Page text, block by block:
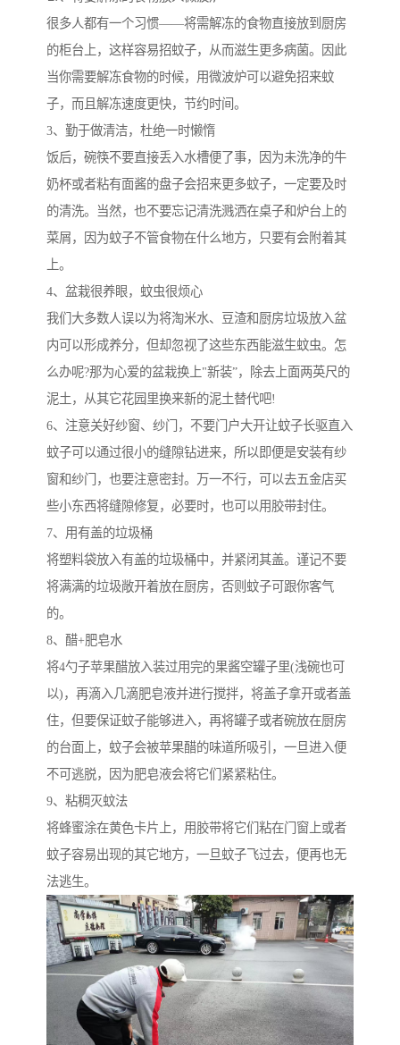
很多人都有一个习惯——将需解冻的食物直接放到厨房
的柜台上，这样容易招蚊子，从而滋生更多病菌。因此
当你需要解冻食物的时候，用微波炉可以避免招来蚊
子，而且解冻速度更快，节约时间。
3、勤于做清洁，杜绝一时懒惰
饭后，碗筷不要直接丢入水槽便了事，因为未洗净的牛
奶杯或者粘有面酱的盘子会招来更多蚊子，一定要及时
的清洗。当然，也不要忘记清洗溅洒在桌子和炉台上的
菜屑，因为蚊子不管食物在什么地方，只要有会附着其
上。
4、盆栽很养眼，蚊虫很烦心
我们大多数人误以为将淘米水、豆渣和厨房垃圾放入盆
内可以形成养分，但却忽视了这些东西能滋生蚊虫。怎
么办呢?那为心爱的盆栽换上"新装”，除去上面两英尺的
泥土，从其它花园里换来新的泥土替代吧!
6、注意关好纱窗、纱门，不要门户大开让蚊子长驱直入
蚊子可以通过很小的缝隙钻进来，所以即便是安装有纱
窗和纱门，也要注意密封。万一不行，可以去五金店买
些小东西将缝隙修复，必要时，也可以用胶带封住。
7、用有盖的垃圾桶
将塑料袋放入有盖的垃圾桶中，并紧闭其盖。谨记不要
将满满的垃圾敞开着放在厨房，否则蚊子可跟你客气
的。
8、醋+肥皂水
将4勺子苹果醋放入装过用完的果酱空罐子里(浅碗也可
以)，再滴入几滴肥皂液并进行搅拌，将盖子拿开或者盖
住，但要保证蚊子能够进入，再将罐子或者碗放在厨房
的台面上，蚊子会被苹果醋的味道所吸引，一旦进入便
不可逃脱，因为肥皂液会将它们紧紧粘住。
9、粘稠灭蚊法
将蜂蜜涂在黄色卡片上，用胶带将它们粘在门窗上或者
蚊子容易出现的其它地方，一旦蚊子飞过去，便再也无
法逃生。